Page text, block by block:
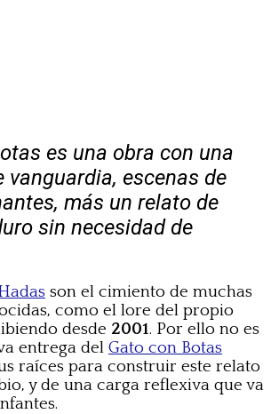
es una obra con una
vanguardia, escenas de
más un relato de
sin necesidad de
son el cimiento de muchas
como el lore del propio
desde 2001. Por ello no es
entrega del Gato con Botas
raíces para construir este relato
y de una carga reflexiva que va